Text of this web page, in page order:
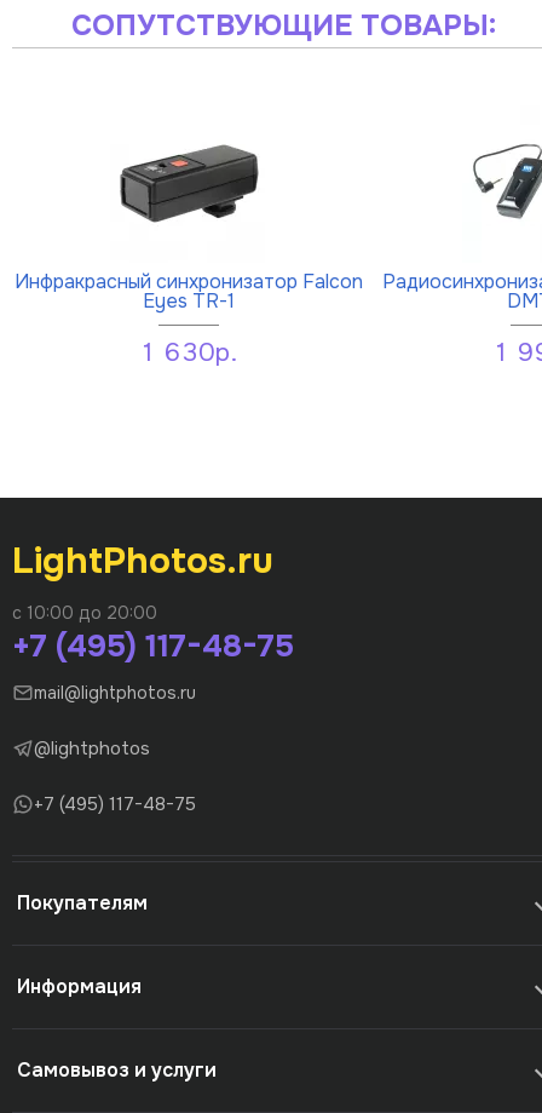
СОПУТСТВУЮЩИЕ ТОВАРЫ:
Инфракрасный синхронизатор Falcon
Eyes TR-1
1 630р. 1
LightPhotos.ru
с 10:00 до 20:00
+7 (495) 117-48-75
mail@lightphotos.ru
@lightphotos
+7 (495) 117-48-75
Покупателям
Информация
Самовывоз и услуги